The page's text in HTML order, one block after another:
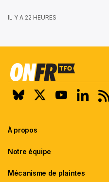
IL Y A 22 HEURES
À propos
Notre équipe
Mécanisme de plaintes